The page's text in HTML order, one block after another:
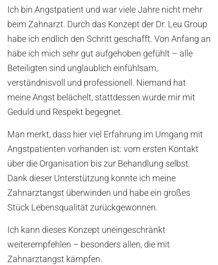
Ich bin Angstpatient und war viele Jahre nicht mehr
beim Zahnarzt. Durch das Konzept der Dr. Leu Group
habe ich endlich den Schritt geschafft. Von Anfang an
habe ich mich sehr gut aufgehoben gefühlt – alle
Beteiligten sind unglaublich einfühlsam,
verständnisvoll und professionell. Niemand hat
meine Angst belächelt, stattdessen wurde mir mit
Geduld und Respekt begegnet.
Man merkt, dass hier viel Erfahrung im Umgang mit
Angstpatienten vorhanden ist: vom ersten Kontakt
über die Organisation bis zur Behandlung selbst.
Dank dieser Unterstützung konnte ich meine
Zahnarztangst überwinden und habe ein großes
Stück Lebensqualität zurückgewonnen.
Ich kann dieses Konzept uneingeschränkt
weiterempfehlen – besonders allen, die mit
Zahnarztangst kämpfen.